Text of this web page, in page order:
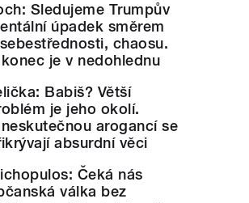
Sledujeme Trumpův
úpadek směrem
chaosu.
je v nedohlednu
Babiš? Větší
je jeho okolí.
arogancí se
absurdní věci
Čeká nás
válka bez